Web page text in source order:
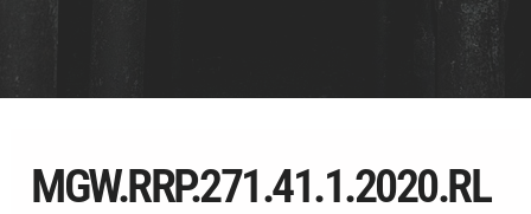
MGW.RRP.271.41.1.2020.RL